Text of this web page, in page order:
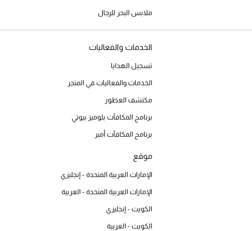
ملابس البحر للرجال
الخدمات والفعاليات
تسجيل الهدايا
الخدمات والفعاليات في المتجر
مكتشف العطور
برنامج المكافآت بلوميز بيوتي
برنامج المكافآت أمبر
موقع
الإمارات العربية المتحدة - إنجليزي
الإمارات العربية المتحدة - العربية
الكويت - إنجليزي
الكويت - العربية